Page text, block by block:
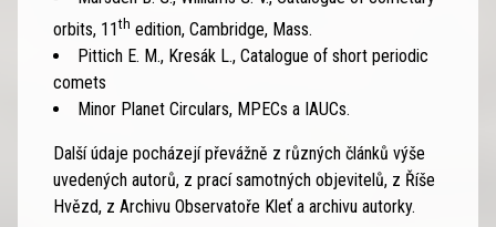
orbits, 11 th edition, Cambridge, Mass.
Pittich E. M., Kresák L., Catalogue of short periodic
comets
Minor Planet Circulars, MPECs a IAUCs.
Další údaje pocházejí převážně z různých článků výše
uvedených autorů, z prací samotných objevitelů, z Říše
Hvězd, z Archivu Observatoře Kleť a archivu autorky.